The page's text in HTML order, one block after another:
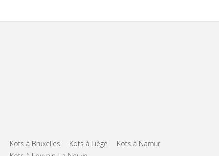
Kots à Bruxelles Kots à Liège
Kots à Namur